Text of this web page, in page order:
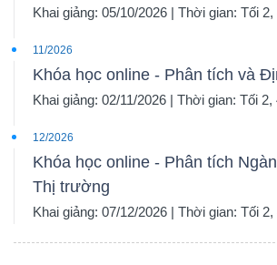
Khai giảng: 05/10/2026 | Thời gian: Tối 2,
11/2026
Khóa học online - Phân tích và
Khai giảng: 02/11/2026 | Thời gian: Tối 2,
12/2026
Khóa học online - Phân tích
Thị trường
Khai giảng: 07/12/2026 | Thời gian: Tối 2,